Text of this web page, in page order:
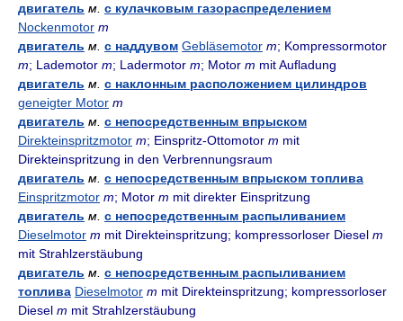
двигатель м. с кулачковым газораспределением
Nockenmotor m
двигатель м. с наддувом Gebläsemotor m; Kompressormotor
m; Lademotor m; Ladermotor m; Motor m mit Aufladung
двигатель м. с наклонным расположением цилиндров
geneigter Motor m
двигатель м. с непосредственным впрыском
Direkteinspritzmotor m; Einspritz-Ottomotor m mit
Direkteinspritzung in den Verbrennungsraum
двигатель м. с непосредственным впрыском топлива
Einspritzmotor m; Motor m mit direkter Einspritzung
двигатель м. с непосредственным распыливанием
Dieselmotor m mit Direkteinspritzung; kompressorloser Diesel m
mit Strahlzerstäubung
двигатель м. с непосредственным распыливанием
топлива Dieselmotor m mit Direkteinspritzung; kompressorloser
Diesel m mit Strahlzerstäubung